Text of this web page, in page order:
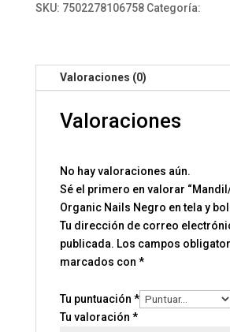
en
cantidad
SKU: 7502278106758 Categoría:
Valoraciones (0)
Valoraciones
No hay valoraciones aún.
Sé el primero en valorar
Organic Nails Negro en tela y
Tu dirección de correo
publicada. Los campos
marcados con *
Tu puntuación *
Tu valoración *